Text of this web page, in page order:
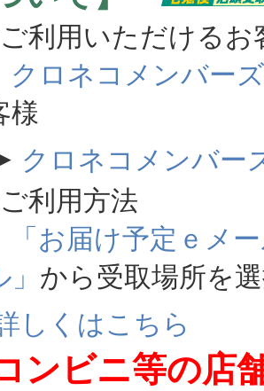
利用いただけるお
クロネコメンバーズ
様
クロネコメンバー
利用方法
「お届け予定ｅメ
から受取場所を
しくはこちら
ンビニ等の店